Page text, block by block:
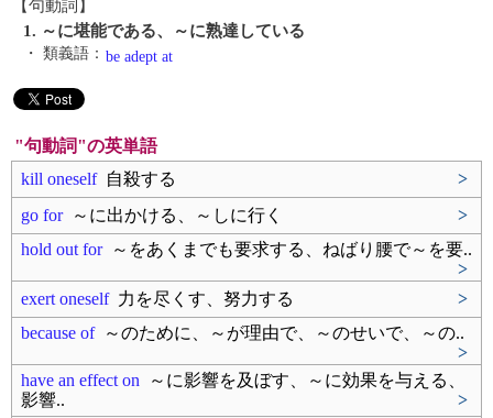
【句動詞】
1. ～に堪能である、～に熟達している
・ 類義語： be adept at
"句動詞"の英単語
kill oneself自殺する
>
go for～に出かける、～しに行く
>
hold out for～をあくまでも要求する、ねばり腰で～を要..
>
exert oneself力を尽くす、努力する
>
because of～のために、～が理由で、～のせいで、～の..
>
have an effect on ～に影響を及ぼす、～に効果を与える、
影響..
>